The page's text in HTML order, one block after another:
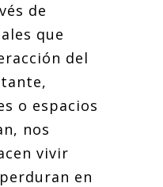
de
que
del
o espacios
nos
vivir
en